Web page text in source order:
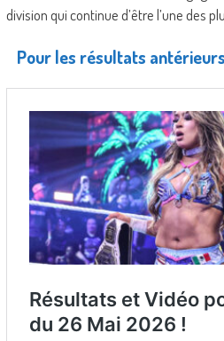
division qui continue d’être l’une des
Pour les résultats